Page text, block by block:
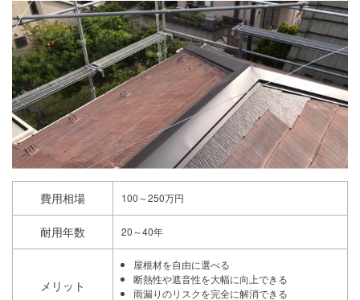
費用相場 100～250万円
耐用年数 20～40年
メリット
屋根材を自由に選べる
断熱性や遮音性を大幅に向上できる
雨漏りのリスクを完全に解消できる